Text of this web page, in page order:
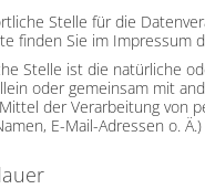
Stelle für die
finden Sie im Impressum
Stelle ist die natürliche
oder gemeinsam mit
der Verarbeitung von
E-Mail-Adressen o.